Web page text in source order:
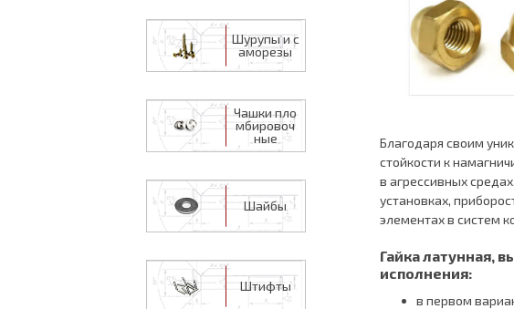
Шурупы и с
аморезы
Чашки пло
мбировоч
ные
Шайбы
Штифты
Благодаря своим
стойкости к
в агрессивных
установках,
элементах в систем
Гайка латунная,
исполнения:
в первом